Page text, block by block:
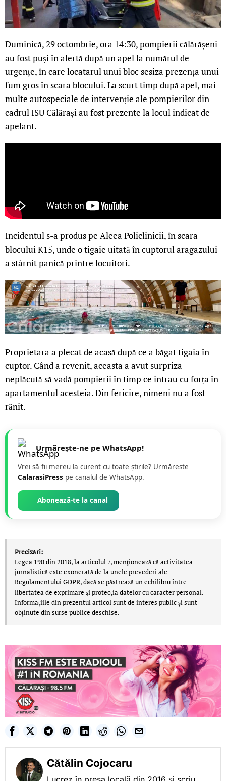
Duminică, 29 octombrie, ora 14:30, pompierii călărășeni
au fost puși în alertă după un apel la numărul de
urgențe, în care locatarul unui bloc sesiza prezența unui
fum gros în scara blocului. La scurt timp după apel, mai
multe autospeciale de intervenție ale pompierilor din
cadrul ISU Călărași au fost prezente la locul indicat de
apelant.
Incidentul s-a produs pe Aleea Policlinicii, în scara
blocului K15, unde o tigaie uitată în cuptorul aragazului
a stârnit panică printre locuitori.
Proprietara a plecat de acasă după ce a băgat tigaia în
cuptor. Când a revenit, aceasta a avut surpriza
neplăcută să vadă pompierii în timp ce intrau cu forța în
apartamentul acesteia. Din fericire, nimeni nu a fost
rănit.
Urmărește-ne pe WhatsApp!
Vrei să fii mereu la curent cu toate știrile? Urmăreste
CalarasiPress pe canalul de WhatsApp.
Abonează-te la canal
Precizări:
Legea 190 din 2018, la articolul 7, menţionează că activitatea
jurnalistică este exonerată de la unele prevederi ale
Regulamentului GDPR, dacă se păstrează un echilibru între
libertatea de exprimare şi protecţia datelor cu caracter personal.
Informațiile din prezentul articol sunt de interes public și sunt
obținute din surse publice deschise.
Cătălin Cojocaru